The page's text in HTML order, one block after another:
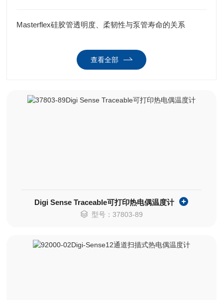
Masterflex硅胶管透明度、柔韧性与泵管寿命的关系
查看全部
Digi Sense Traceable可打印热电偶温度计
型号：37803-89